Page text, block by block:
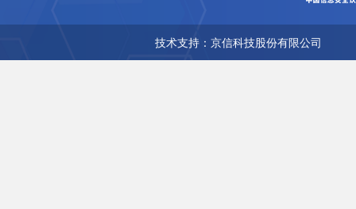
技术支持：京信科技股份有限公司